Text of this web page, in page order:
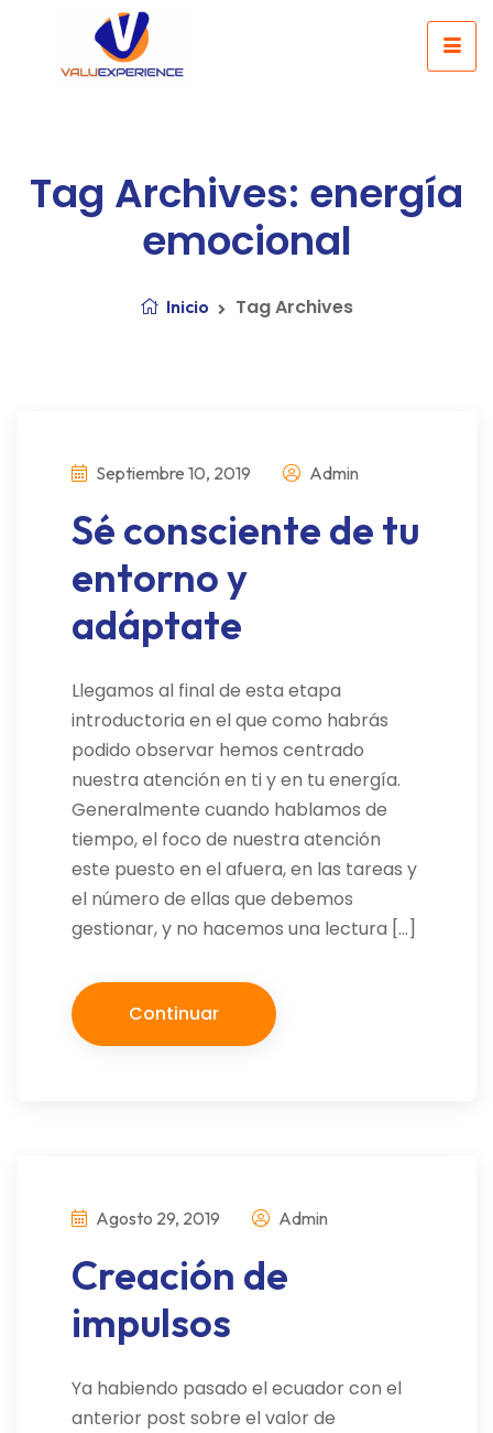
Tag Archives: energía
emocional
Inicio Tag Archives
Septiembre 10, 2019 Admin
Sé consciente de tu
entorno y
adáptate
Llegamos al final de esta etapa
introductoria en el que como habrás
podido observar hemos centrado
nuestra atención en ti y en tu energía.
Generalmente cuando hablamos de
tiempo, el foco de nuestra atención
este puesto en el afuera, en las tareas y
el número de ellas que debemos
gestionar, y no hacemos una lectura […]
Continuar
Agosto 29, 2019 Admin
Creación de
impulsos
Ya habiendo pasado el ecuador con el
anterior post sobre el valor de